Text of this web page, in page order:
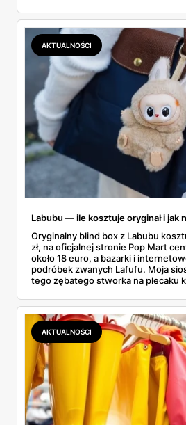
najszybciej rosnący sport w
lawinowo, a chętnych jeszcze
dokładnie dostajemy za te pieniądze
faktycznie wystarczy.
AKTUALNOŚCI
Labubu — ile kosztuje oryginał i jak
Oryginalny blind box z Labubu
zł, na oficjalnej stronie Pop Mart
około 18 euro, a bazarki i
podróbek zwanych Lafufu. Moja
tego zębatego stworka na plecaku
kosztuje i po czym poznać, że
podróbki. Spisałam wszystko,
łącznie z jedną wpadką, o której za
AKTUALNOŚCI